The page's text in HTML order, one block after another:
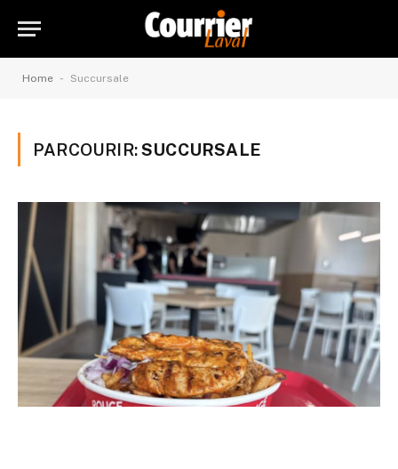
Home - Succursale
PARCOURIR:SUCCURSALE